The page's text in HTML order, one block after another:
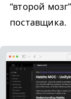
“второй
поставщика.